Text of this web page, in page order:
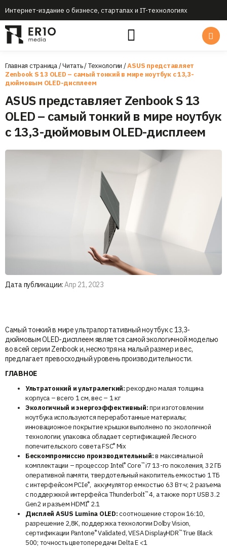
Интернет-издание о бизнесе, стартапах и IT-технологиях
Главная страница/Читать/Технологии /ASUS представляет
Zenbook S 13 OLED – самый тонкий в мире ноутбук с 13,3-
дюймовым OLED-дисплеем
ASUS представляет Zenbook S 13
OLED – самый тонкий в мире ноутбук
с 13,3-дюймовым OLED-дисплеем
Дата публикации:Апр 21, 2023
Самый тонкий в мире ультрапортативный ноутбук с 13,3-
дюймовым OLED-дисплеем является самой экологичной моделью
во всей серии Zenbook и, несмотря на малый размер и вес,
предлагает превосходный уровень производительности.
ГЛАВНОЕ
Ультратонкий и ультралегкий:рекордно малая толщина
корпуса – всего 1 см, вес – 1 кг
Экологичный и энергоэффективный:при изготовлении
ноутбука используются переработанные материалы;
инновационное покрытие крышки выполнено по экологичной
технологии; упаковка обладает сертификацией Лесного
попечительского совета FSC® Mix
Бескомпромиссно производительный:в максимальной
комплектации – процессор Intel®Core™i7 13-го поколения, 32 ГБ
оперативной памяти, твердотельный накопитель емкостью 1 ТБ
с интерфейсом PCIe®, аккумулятор емкостью 63 Вт·ч; 2 разъема
с поддержкой интерфейса Thunderbolt™4, а также порт USB 3.2
Gen2 и разъем HDMI® 2.1
Дисплей ASUS Lumina OLED:соотношение сторон 16:10,
разрешение 2,8K, поддержка технологии Dolby Vision,
сертификации Pantone®Validated, VESA DisplayHDR™True Black
500; точность цветопередачи Delta E <1